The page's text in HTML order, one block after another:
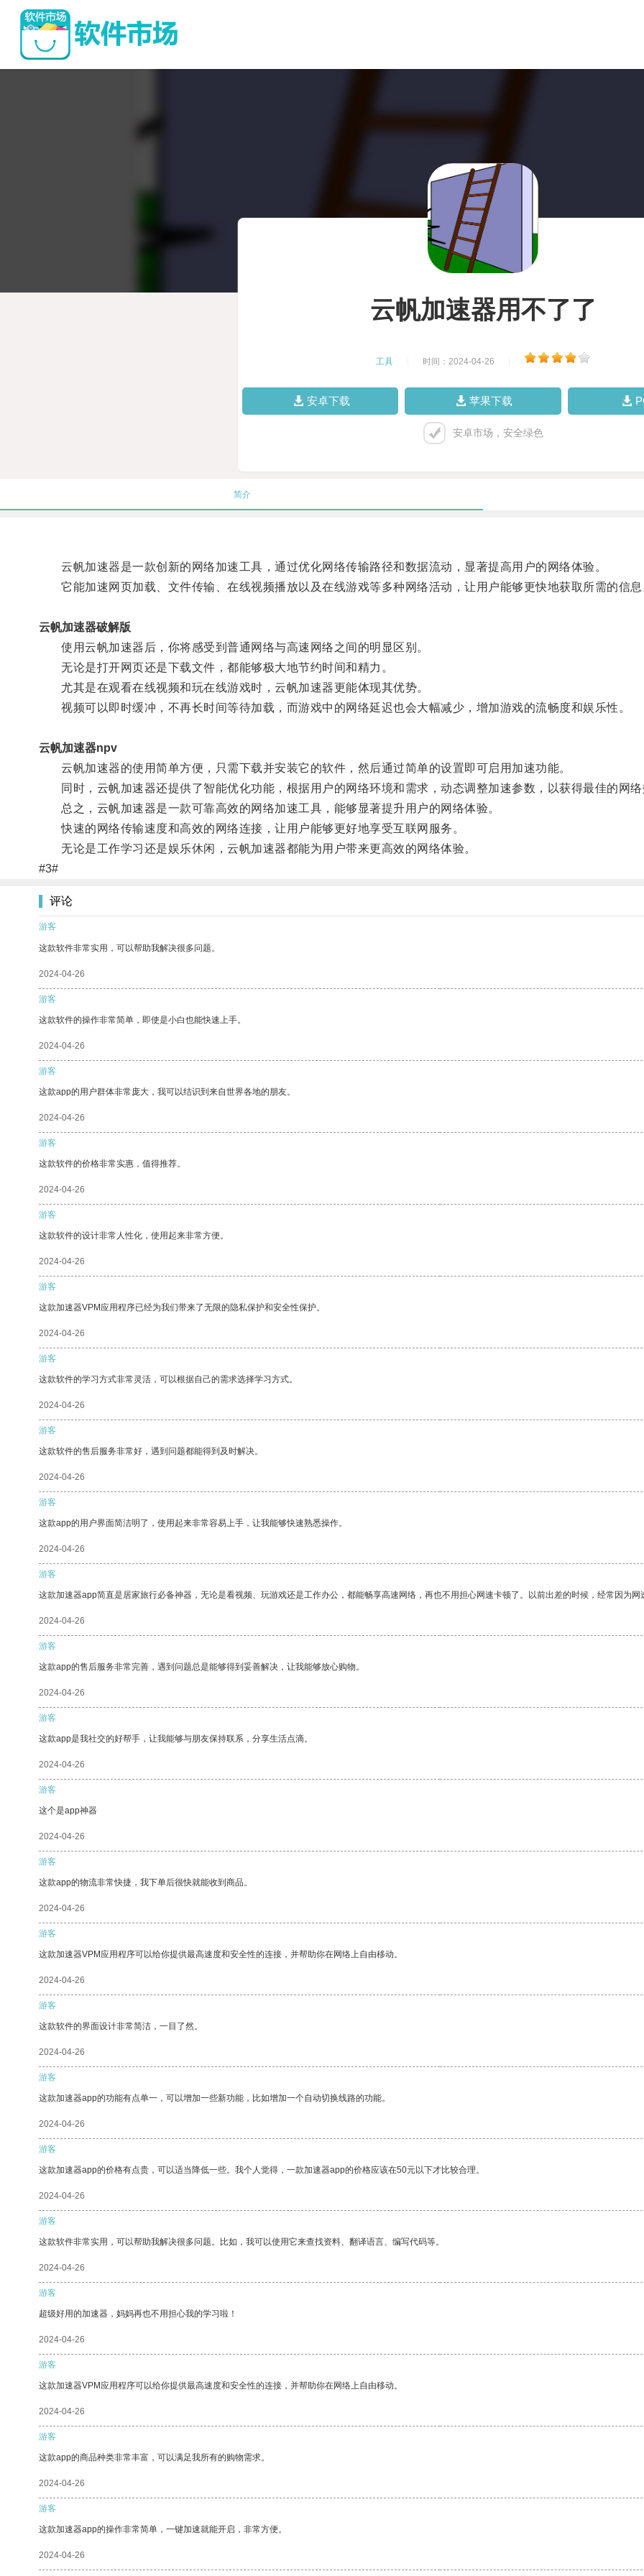
云帆加速器用不了了
工具 时间：2024-04-26
安卓下载 苹果下载
安卓市场，安全绿色
简介
云帆加速器是一款创新的网络加速工具，通过优化网络传输路径和数据流动，显著提高用户的网络体验。
它能加速网页加载、文件传输、在线视频播放以及在线游戏等多种网络活动，让用户能够更快地获取所需的信
云帆加速器破解版
使用云帆加速器后，你将感受到普通网络与高速网络之间的明显区别。
无论是打开网页还是下载文件，都能够极大地节约时间和精力。
尤其是在观看在线视频和玩在线游戏时，云帆加速器更能体现其优势。
视频可以即时缓冲，不再长时间等待加载，而游戏中的网络延迟也会大幅减少，增加游戏的流畅度和娱乐性。
云帆加速器npv
云帆加速器的使用简单方便，只需下载并安装它的软件，然后通过简单的设置即可启用加速功能。
同时，云帆加速器还提供了智能优化功能，根据用户的网络环境和需求，动态调整加速参数，以获得最佳的网
总之，云帆加速器是一款可靠高效的网络加速工具，能够显著提升用户的网络体验。
快速的网络传输速度和高效的网络连接，让用户能够更好地享受互联网服务。
无论是工作学习还是娱乐休闲，云帆加速器都能为用户带来更高效的网络体验。
#3#
评论
游客
这款软件非常实用，可以帮助我解决很多问题。
2024-04-26
游客
这款软件的操作非常简单，即使是小白也能快速上手。
2024-04-26
游客
这款app的用户群体非常庞大，我可以结识到来自世界各地的朋友。
2024-04-26
游客
这款软件的价格非常实惠，值得推荐。
2024-04-26
游客
这款软件的设计非常人性化，使用起来非常方便。
2024-04-26
游客
这款加速器VPM应用程序已经为我们带来了无限的隐私保护和安全性保护。
2024-04-26
游客
这款软件的学习方式非常灵活，可以根据自己的需求选择学习方式。
2024-04-26
游客
这款软件的售后服务非常好，遇到问题都能得到及时解决。
2024-04-26
游客
这款app的用户界面简洁明了，使用起来非常容易上手，让我能够快速熟悉操作。
2024-04-26
游客
这款加速器app简直是居家旅行必备神器，无论是看视频、玩游戏还是工作办公，都能畅享高速网络，再也不用担心网速卡顿了。以前出差的时候，经常因为
2024-04-26
游客
这款app的售后服务非常完善，遇到问题总是能够得到妥善解决，让我能够放心购物。
2024-04-26
游客
这款app是我社交的好帮手，让我能够与朋友保持联系，分享生活点滴。
2024-04-26
游客
这个是app神器
2024-04-26
游客
这款app的物流非常快捷，我下单后很快就能收到商品。
2024-04-26
游客
这款加速器VPM应用程序可以给你提供最高速度和安全性的连接，并帮助你在网络上自由移动。
2024-04-26
游客
这款软件的界面设计非常简洁，一目了然。
2024-04-26
游客
这款加速器app的功能有点单一，可以增加一些新功能，比如增加一个自动切换线路的功能。
2024-04-26
游客
这款加速器app的价格有点贵，可以适当降低一些。我个人觉得，一款加速器app的价格应该在50元以下才比较合理。
2024-04-26
游客
这款软件非常实用，可以帮助我解决很多问题。比如，我可以使用它来查找资料、翻译语言、编写代码等。
2024-04-26
游客
超级好用的加速器，妈妈再也不用担心我的学习啦！
2024-04-26
游客
这款加速器VPM应用程序可以给你提供最高速度和安全性的连接，并帮助你在网络上自由移动。
2024-04-26
游客
这款app的商品种类非常丰富，可以满足我所有的购物需求。
2024-04-26
游客
这款加速器app的操作非常简单，一键加速就能开启，非常方便。
2024-04-26